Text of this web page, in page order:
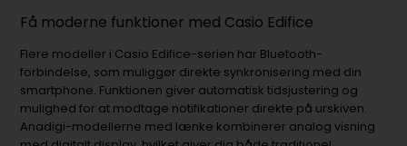
Få moderne funktioner med Casio Edifice
Flere modeller i Casio Edifice-serien har Bluetooth-
forbindelse, som muliggør direkte synkronisering med din
smartphone. Funktionen giver automatisk tidsjustering og
mulighed for at modtage notifikationer direkte på urskiven.
Anadigi-modellerne med lænke kombinerer analog visning